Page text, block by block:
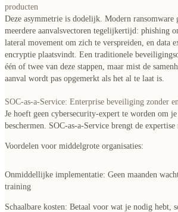
producten
Deze asymmetrie is dodelijk. Modern
meerdere aanvalsvectoren tegelijkertijd: phishing
lateral movement om zich te verspreiden, en data
encryptie plaatsvindt. Een traditionele
één of twee van deze stappen, maar mist de
aanval wordt pas opgemerkt als het al te laat is.
SOC-as-a-Service: Enterprise beveiliging zonder
Je hoeft geen cybersecurity-expert te worden om
beschermen. SOC-as-a-Service brengt de expertise
Voordelen voor middelgrote organisaties:
Onmiddellijke implementatie: Geen maanden
training
Schaalbare kosten: Betaal voor wat je nodig hebt,